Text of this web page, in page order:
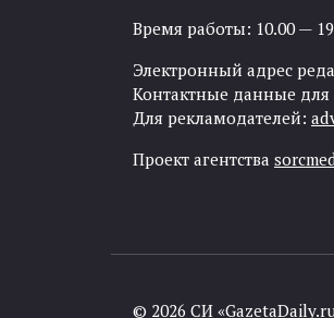
Время работы: 10.00 —
Электронный адрес
Контактные данные для
Для рекламодателей:
Проект агентства
© 2026 СИ